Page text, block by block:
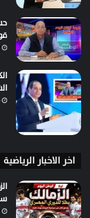
اخر الاخبار الرياضية